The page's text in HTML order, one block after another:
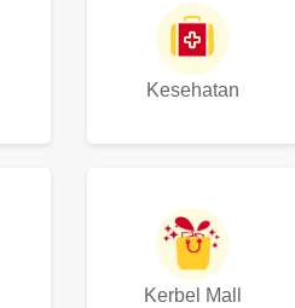
Kesehatan
Kerbel Mall